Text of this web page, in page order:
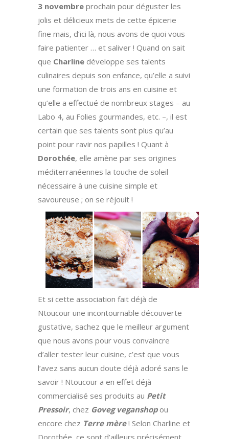
3 novembre prochain pour déguster les
jolis et délicieux mets de cette épicerie
fine mais, d’ici là, nous avons de quoi vous
faire patienter … et saliver ! Quand on sait
que Charline développe ses talents
culinaires depuis son enfance, qu’elle a suivi
une formation de trois ans en cuisine et
qu’elle a effectué de nombreux stages – au
Labo 4, au Folies gourmandes, etc. –, il est
certain que ses talents sont plus qu’au
point pour ravir nos papilles ! Quant à
Dorothée, elle amène par ses origines
méditerranéennes la touche de soleil
nécessaire à une cuisine simple et
savoureuse ; on se réjouit !
Et si cette association fait déjà de
Ntoucour une incontournable découverte
gustative, sachez que le meilleur argument
que nous avons pour vous convaincre
d’aller tester leur cuisine, c’est que vous
l’avez sans aucun doute déjà adoré sans le
savoir ! Ntoucour a en effet déjà
commercialisé ses produits au Petit
Pressoir, chez Goveg veganshopou
encore chez Terre mère! Selon Charline et
Dorothée, ce sont d’ailleurs précisément